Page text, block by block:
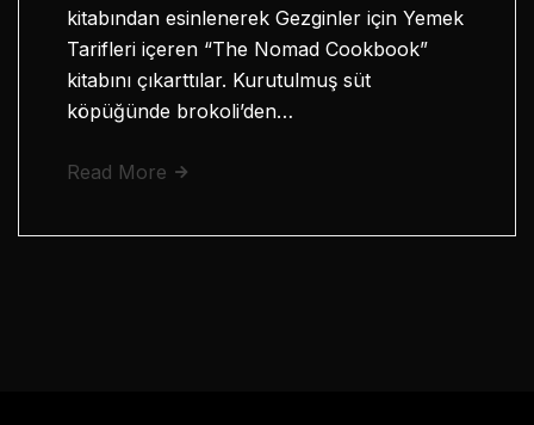
kitabından esinlenerek Gezginler için Yemek
Tarifleri içeren “The Nomad Cookbook”
kitabını çıkarttılar. Kurutulmuş süt
köpüğünde brokoli’den…
Read More